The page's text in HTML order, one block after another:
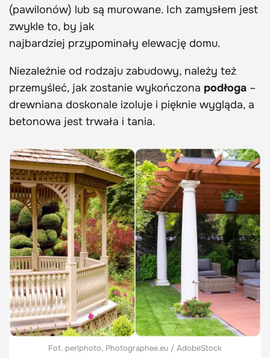
(pawilonów) lub są murowane. Ich zamysłem jest
zwykle to, by jak
najbardziej przypominały elewację domu.
Niezależnie od rodzaju zabudowy, należy też
przemyśleć, jak zostanie wykończona podłoga –
drewniana doskonale izoluje i pięknie wygląda, a
betonowa jest trwała i tania.
Fot. perlphoto, Photographee.eu / AdobeStock